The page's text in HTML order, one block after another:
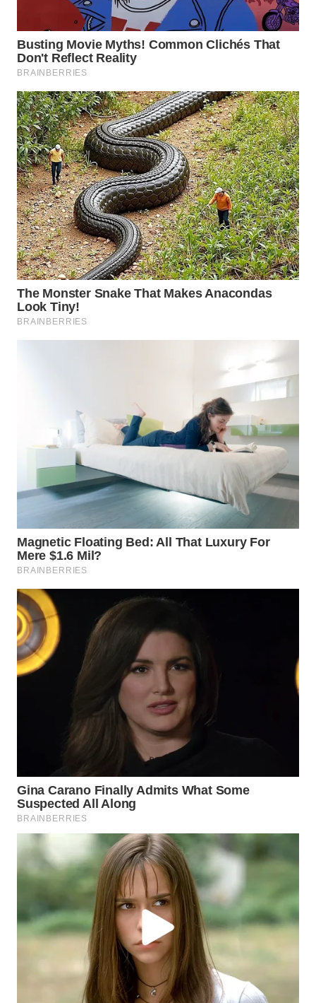
MALUT
WN
DAIRI
WN
DANAU
TOBA
WN
NIAS
WN
LANGKAT
WN
TAPANULI
SELATAN
KARO
WN
SIMALUNGUN
WN
LABUHANBATU
WN
TAPANULI
TENGAH
WN DELI
SERDANG
WN
PAKPAK
WN
WN